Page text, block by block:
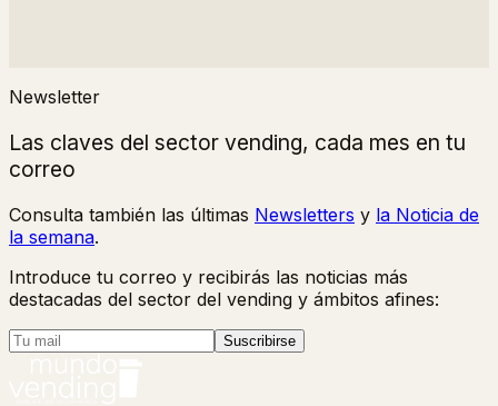
Newsletter
Las claves del sector vending, cada mes en tu
correo
Consulta también las últimas Newsletters y la Noticia de
la semana.
Introduce tu correo y recibirás las noticias más
destacadas del sector del vending y ámbitos afines:
Suscribirse